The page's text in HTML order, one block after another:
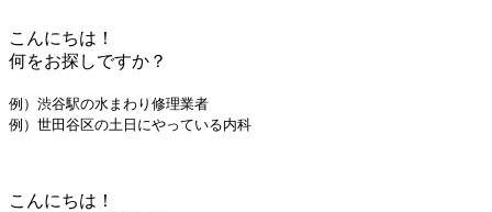
こんにちは！
何をお探しですか？
例）渋谷駅の水まわり修理業者
例）世田谷区の土日にやっている内科
こんにちは！